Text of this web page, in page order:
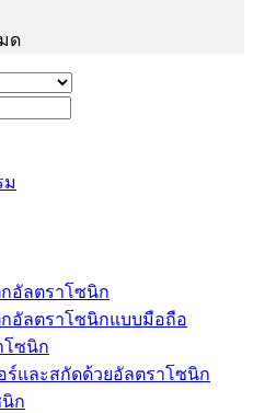
ด
ม
อัลตราโซนิก
กอัลตราโซนิกแบบมือถือ
โซนิก
ร์และสกัดด้วยอัลตราโซนิก
ก